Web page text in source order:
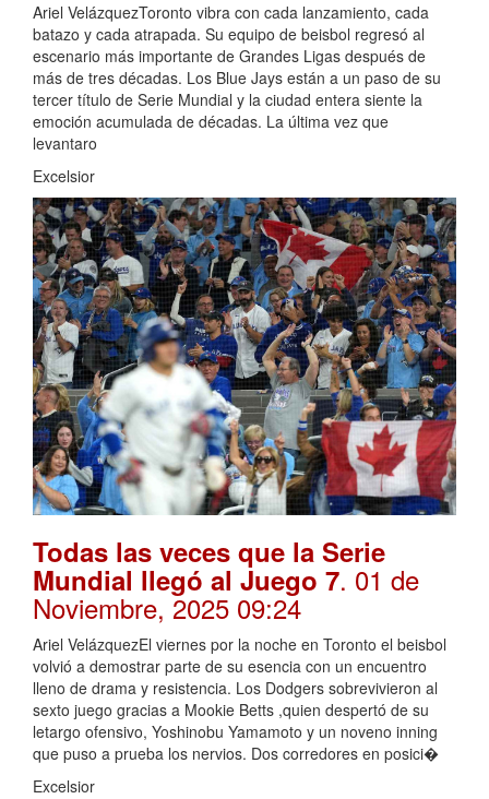
Ariel VelázquezToronto vibra con cada lanzamiento, cada
batazo y cada atrapada. Su equipo de beisbol regresó al
escenario más importante de Grandes Ligas después de
más de tres décadas. Los Blue Jays están a un paso de su
tercer título de Serie Mundial y la ciudad entera siente la
emoción acumulada de décadas. La última vez que
levantaro
Excelsior
Todas las veces que la Serie
Mundial llegó al Juego 7. 01 de
Noviembre, 2025 09:24
Ariel VelázquezEl viernes por la noche en Toronto el beisbol
volvió a demostrar parte de su esencia con un encuentro
lleno de drama y resistencia. Los Dodgers sobrevivieron al
sexto juego gracias a Mookie Betts ,quien despertó de su
letargo ofensivo, Yoshinobu Yamamoto y un noveno inning
que puso a prueba los nervios. Dos corredores en posici�
Excelsior